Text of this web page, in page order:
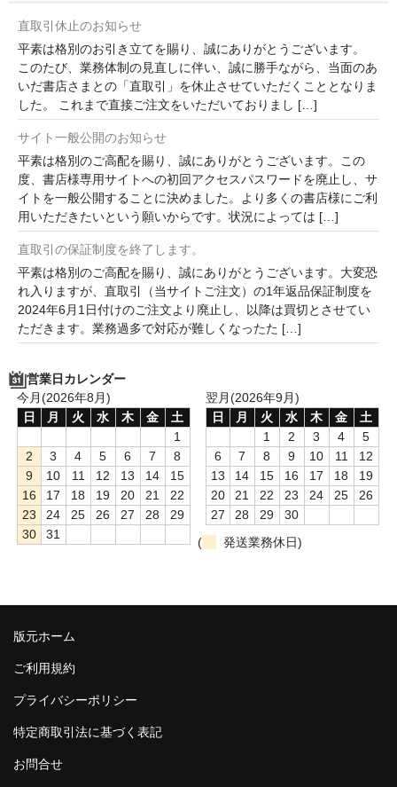
直取引休止のお知らせ
平素は格別のお引き立てを賜り、誠にありがとうございます。
このたび、業務体制の見直しに伴い、誠に勝手ながら、当面のあ
いだ書店さまとの「直取引」を休止させていただくこととなりま
した。 これまで直接ご注文をいただいておりまし […]
サイト一般公開のお知らせ
平素は格別のご高配を賜り、誠にありがとうございます。この
度、書店様専用サイトへの初回アクセスパスワードを廃止し、サ
イトを一般公開することに決めました。より多くの書店様にご利
用いただきたいという願いからです。状況によっては […]
直取引の保証制度を終了します。
平素は格別のご高配を賜り、誠にありがとうございます。大変恐
れ入りますが、直取引（当サイトご注文）の1年返品保証制度を
2024年6月1日付けのご注文より廃止し、以降は買切とさせてい
ただきます。業務過多で対応が難しくなったた […]
営業日カレンダー
今月(2026年8月)
日
月 火 水 木 金
土
1
2
3 4 5 6 7
8
9
10 11 12 13 14
15
16
17 18 19 20 21
22
23
24 25 26 27 28
29
30
31
翌月(2026年9月)
日
月 火 水 木 金
土
1
2 3 4
5
6
7 8 9 10 11
12
13
14 15 16 17 18
19
20
21 22 23 24 25
26
27
28 29
30
(
発送業務休日)
版元ホーム
ご利用規約
プライバシーポリシー
特定商取引法に基づく表記
お問合せ